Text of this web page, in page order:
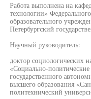
Работа выполнена на
технологии»
образовательного
Петербургский
Научный руководитель:
доктор социологических
«Социально-
государственного
высшего образования
политехнический